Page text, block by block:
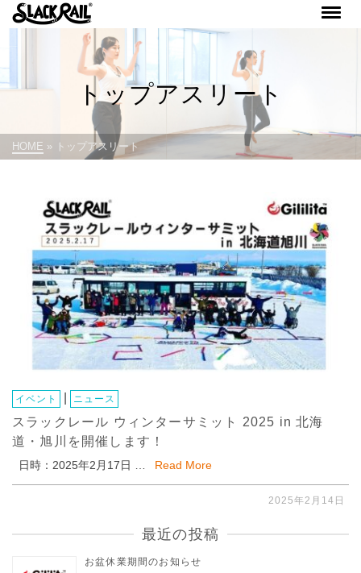
トップアスリート
HOME » トップアスリート
イベント ニュース
スラックレール ウィンターサミット 2025 in 北海
道・旭川を開催します！
日時：2025年2月17日 … Read More
2025年2月14日
最近の投稿
お盆休業期間のお知らせ